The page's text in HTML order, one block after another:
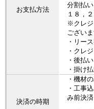
お支払方法
分割払
１８，
※クレジ
ございま
・リー
・クレ
・後払
・掛け
決済の時期
・機材
・工事
み前決済